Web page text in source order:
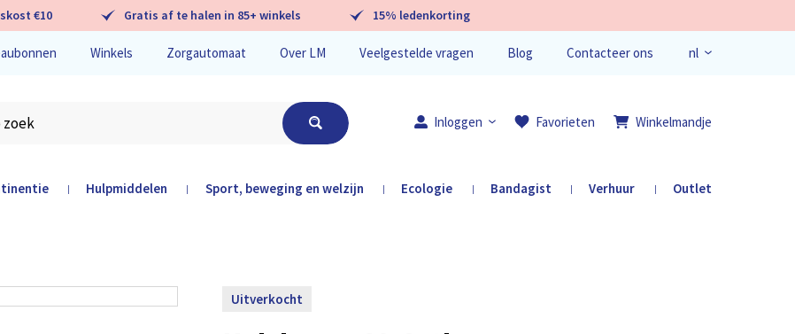
€10 Gratis af te halen in 85+ winkels 15% ledenkorting
Winkels Zorgautomaat Over LM Veelgestelde vragen Blog Contacteer ons
nl
Inloggen
Favorieten Winkelmandje
| Hulpmiddelen | Sport, beweging en welzijn | Ecologie | Bandagist | Verhuur | Outlet
Uitverkocht